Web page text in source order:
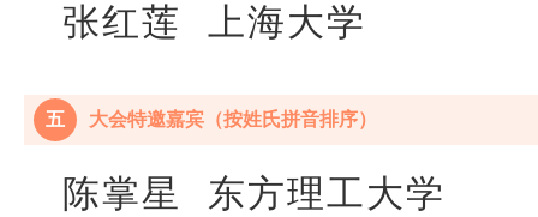
张红莲 上海大学
五 大会特邀嘉宾（按姓氏拼音排序）
陈掌星 东方理工大学